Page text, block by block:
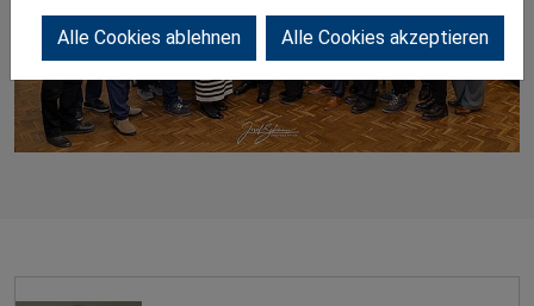
Alle Cookies ablehnen Alle Cookies akzeptieren